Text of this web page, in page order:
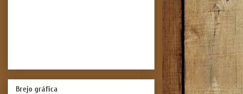
Brejo gráfica